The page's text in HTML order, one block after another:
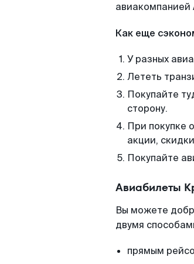
авиакомпанией
Как еще
У разных
Лететь
Покупайте
сторону.
При покупке
акции,
Покупайте
Авиабилеты
Вы можете
двумя
прямым